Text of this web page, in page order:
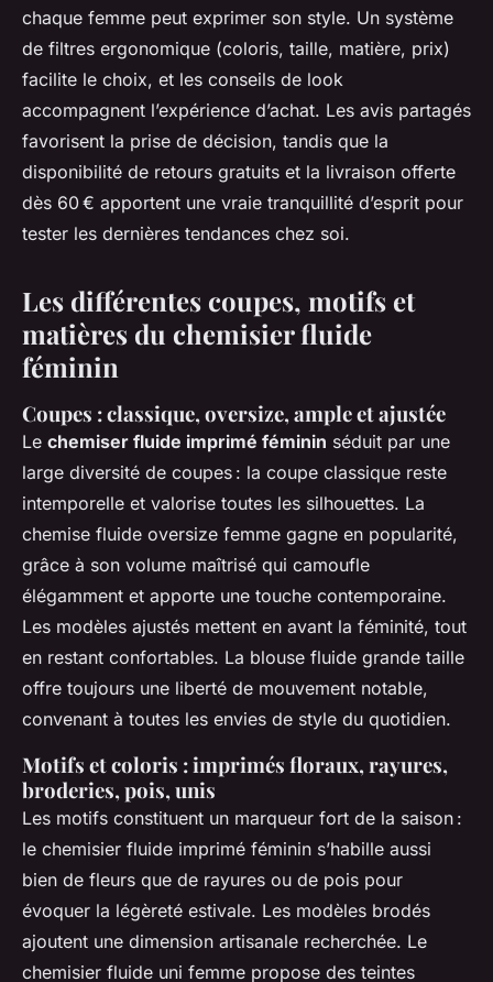
chaque femme peut exprimer son style. Un système
de filtres ergonomique (coloris, taille, matière, prix)
facilite le choix, et les conseils de look
accompagnent l’expérience d’achat. Les avis partagés
favorisent la prise de décision, tandis que la
disponibilité de retours gratuits et la livraison offerte
dès 60 € apportent une vraie tranquillité d’esprit pour
tester les dernières tendances chez soi.
Les différentes coupes, motifs et
matières du chemisier fluide
féminin
Coupes : classique, oversize, ample et ajustée
Le chemiser fluide imprimé féminin séduit par une
large diversité de coupes : la coupe classique reste
intemporelle et valorise toutes les silhouettes. La
chemise fluide oversize femme gagne en popularité,
grâce à son volume maîtrisé qui camoufle
élégamment et apporte une touche contemporaine.
Les modèles ajustés mettent en avant la féminité, tout
en restant confortables. La blouse fluide grande taille
offre toujours une liberté de mouvement notable,
convenant à toutes les envies de style du quotidien.
Motifs et coloris : imprimés floraux, rayures,
broderies, pois, unis
Les motifs constituent un marqueur fort de la saison :
le chemisier fluide imprimé féminin s’habille aussi
bien de fleurs que de rayures ou de pois pour
évoquer la légèreté estivale. Les modèles brodés
ajoutent une dimension artisanale recherchée. Le
chemisier fluide uni femme propose des teintes